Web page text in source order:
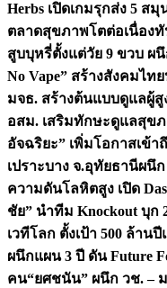
Herbs เปิดเกมรุกส่ง 5 ส
ตลาดสุขภาพโตต่อเนื่องทั
สูบบุหรี่ตั้งแต่วัย 9 ขวบ ผนึ
No Vape” สร้างสังคมไ
มจธ. สร้างต้นแบบดูแลผู้สู
อสม. เสริมทักษะดูแลสุข
อัจฉริยะ” เพิ่มโอกาสเข้
เปราะบาง จ.อุทัยธานีผนึก
ความดันโลหิตสูง เปิด
ชัย” นำทีม Knockout บุก
เวทีโลก ตั้งเป้า 500 ล้านปี
ผนึกแผน 3 ปี ดัน Future
คน“ยศชนัน” ผนึก วช. –